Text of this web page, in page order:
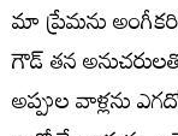
మా ప్రేమను
గౌడ్ తన
అప్పుల వాళ్లను